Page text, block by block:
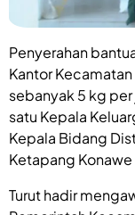
Penyerahan
Kantor
sebanyak 5 kg
satu Kepala
Kepala Bidang
Ketapang Konawe
Turut hadir